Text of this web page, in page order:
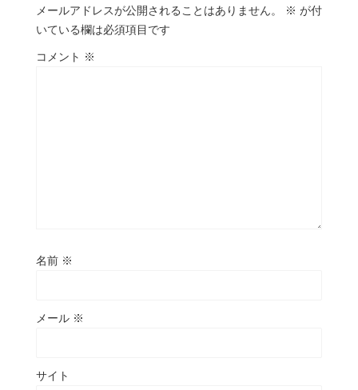
メールアドレスが公開されることはありません。 ※ が付
いている欄は必須項目です
コメント ※
名前 ※
メール ※
サイト